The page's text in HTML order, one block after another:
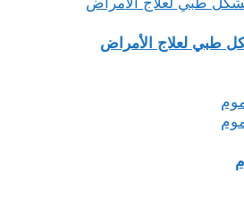
طبي لعلاج الأمراض